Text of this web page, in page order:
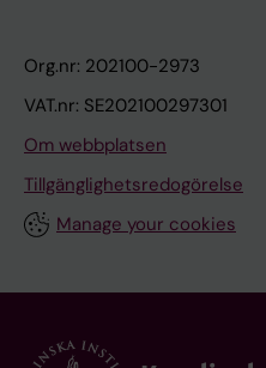
Org.nr: 202100-2973
VAT.nr: SE202100297301
Om webbplatsen
Tillgänglighetsredogörelse
Manage your cookies